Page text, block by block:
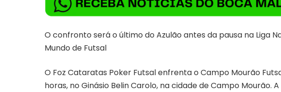
O confronto será o último do Azulão antes da pausa na Liga
Mundo de Futsal
O Foz Cataratas Poker Futsal enfrenta o Campo Mourão
horas, no Ginásio Belin Carolo, na cidade de Campo Mourão.